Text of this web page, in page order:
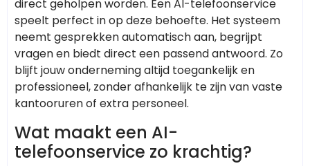
direct geholpen worden. Een AI-telefoonservice
speelt perfect in op deze behoefte. Het systeem
neemt gesprekken automatisch aan, begrijpt
vragen en biedt direct een passend antwoord. Zo
blijft jouw onderneming altijd toegankelijk en
professioneel, zonder afhankelijk te zijn van vaste
kantooruren of extra personeel.
Wat maakt een AI-
telefoonservice zo krachtig?